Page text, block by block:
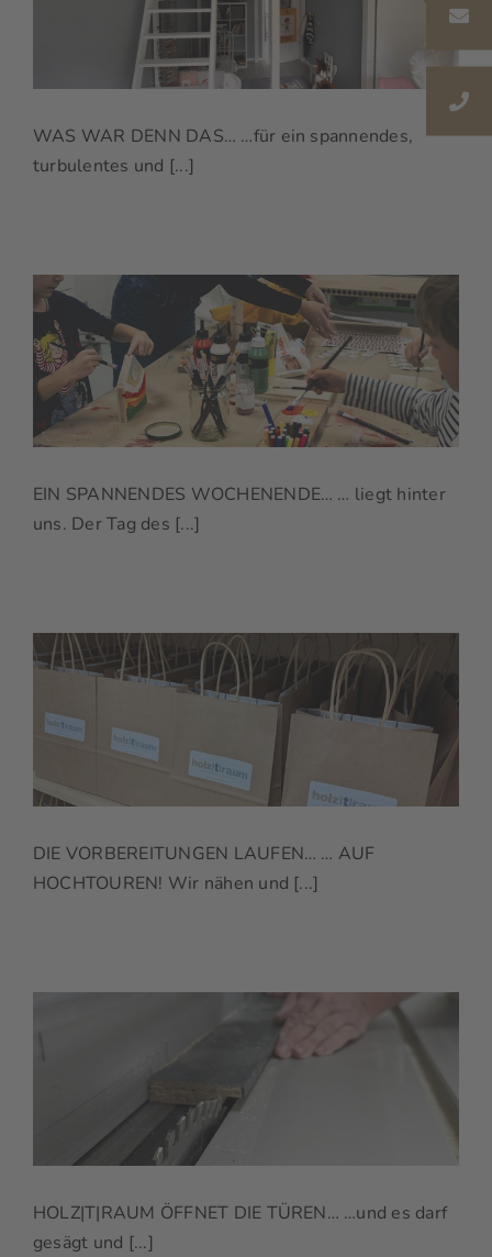
WAS WAR DENN DAS… …für ein spannendes,
turbulentes und [...]
EIN SPANNENDES WOCHENENDE… … liegt hinter
uns. Der Tag des [...]
DIE VORBEREITUNGEN LAUFEN… … AUF
HOCHTOUREN! Wir nähen und [...]
HOLZ|T|RAUM ÖFFNET DIE TÜREN… …und es darf
gesägt und [...]